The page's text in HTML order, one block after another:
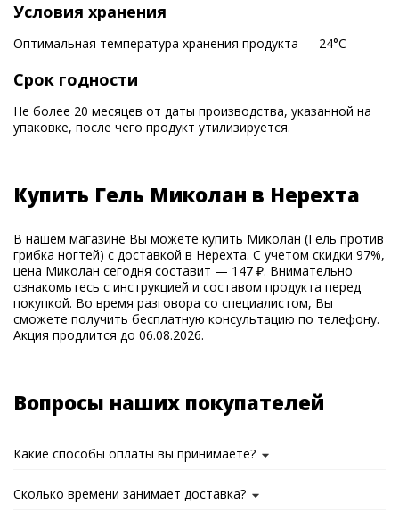
Условия хранения
Оптимальная температура хранения продукта — 24°С
Срок годности
Не более 20 месяцев от даты производства, указанной на
упаковке, после чего продукт утилизируется.
Купить Гель Миколан в Нерехта
В нашем магазине Вы можете купить Миколан (Гель против
грибка ногтей) с доставкой в Нерехта. С учетом скидки 97%,
цена Миколан сегодня составит — 147 ₽. Внимательно
ознакомьтесь с инструкцией и составом продукта перед
покупкой. Во время разговора со специалистом, Вы
сможете получить бесплатную консультацию по телефону.
Акция продлится до 06.08.2026.
Вопросы наших покупателей
Какие способы оплаты вы принимаете?
Сколько времени занимает доставка?